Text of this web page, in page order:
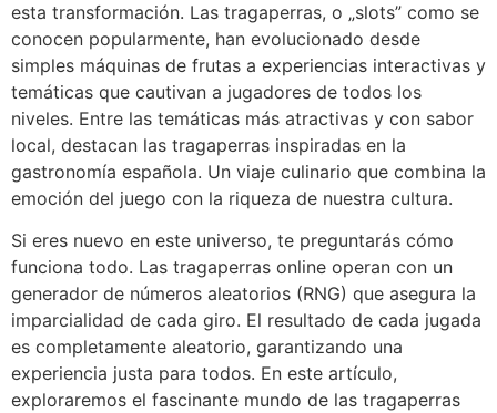
esta transformación. Las tragaperras, o „slots” como se
conocen popularmente, han evolucionado desde
simples máquinas de frutas a experiencias interactivas y
temáticas que cautivan a jugadores de todos los
niveles. Entre las temáticas más atractivas y con sabor
local, destacan las tragaperras inspiradas en la
gastronomía española. Un viaje culinario que combina la
emoción del juego con la riqueza de nuestra cultura.
Si eres nuevo en este universo, te preguntarás cómo
funciona todo. Las tragaperras online operan con un
generador de números aleatorios (RNG) que asegura la
imparcialidad de cada giro. El resultado de cada jugada
es completamente aleatorio, garantizando una
experiencia justa para todos. En este artículo,
exploraremos el fascinante mundo de las tragaperras